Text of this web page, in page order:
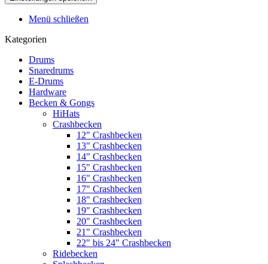
Menü schließen
Kategorien
Drums
Snaredrums
E-Drums
Hardware
Becken & Gongs
HiHats
Crashbecken
12" Crashbecken
13" Crashbecken
14" Crashbecken
15" Crashbecken
16" Crashbecken
17" Crashbecken
18" Crashbecken
19" Crashbecken
20" Crashbecken
21" Crashbecken
22" bis 24" Crashbecken
Ridebecken